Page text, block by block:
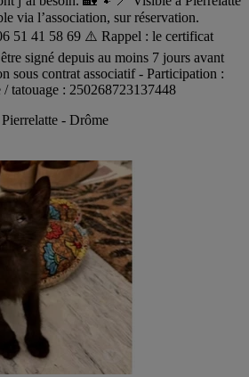
via l’association, sur réservation.
51 41 58 69 ⚠️ Rappel : le certificat
signé depuis au moins 7 jours avant
sous contrat associatif - Participation :
/ tatouage : 250268723137448
- Drôme